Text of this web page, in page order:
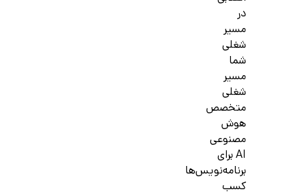
در
مسیر
شغلی
شما
مسیر
شغلی
متخصص
هوش
مصنوعی
AI برای
برنامه‌نویس‌ها
کسب